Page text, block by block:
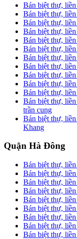
Bán biệt thự,
Bán biệt thự,
Bán biệt thự,
Bán biệt thự,
Bán biệt thự,
Bán biệt thự,
Bán biệt thự,
Bán biệt thự,
Bán biệt thự,
Bán biệt thự,
Bán biệt thự,
Bán biệt thự,
trần cung
Bán biệt thự,
Khang
Quận Hà Đông
Bán biệt thự,
Bán biệt thự,
Bán biệt thự,
Bán biệt thự,
Bán biệt thự,
Bán biệt thự,
Bán biệt thự,
Bán biệt thự,
Bán biệt thự,